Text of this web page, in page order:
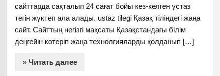
сайттарда сақталып 24 сағат бойы кез-келген ұстаз
тегін жүктеп ала алады. ustaz tilegi Қазақ тіліндегі жаңа
сайт. Сайттың негізгі мақсаты Қазақстандағы білім
деңгейін көтеріп жаңа технолгияларды қолданып […]
» Читать далее